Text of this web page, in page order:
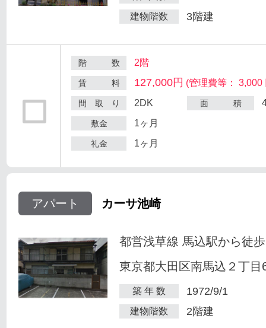
建物階数 3階建
階 数 2階
賃 料 127,000円 (管理費等： 3,000
間 取 り 2DK 面 積
敷金 1ヶ月
礼金 1ヶ月
アパート カーサ池崎
都営浅草線 馬込駅から徒
東京都大田区南馬込２丁目
築 年 数 1972/9/1
建物階数 2階建